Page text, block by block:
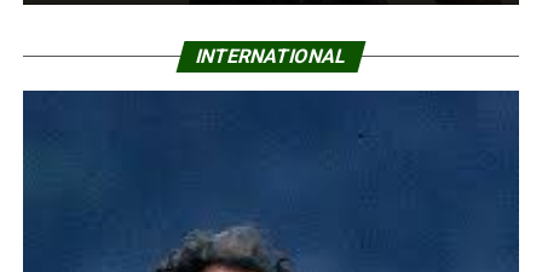
INTERNATIONAL